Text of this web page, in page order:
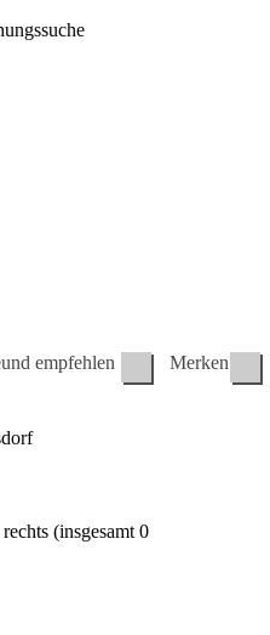
empfehlen Merken
rechts (insgesamt 0